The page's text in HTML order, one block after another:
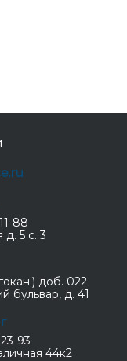
88
д. 5 с. 3
доб. 022
бульвар, д. 41
93
44к2